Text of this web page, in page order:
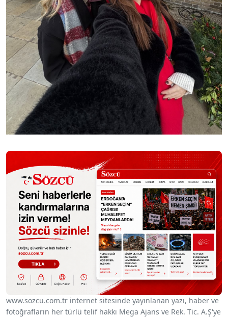
www.sozcu.com.tr internet sitesinde yayınlanan yazı, haber ve
fotoğrafların her türlü telif hakkı Mega Ajans ve Rek. Tic. A.Ş'ye